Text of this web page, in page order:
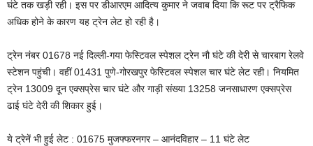
घंटे तक खड़ी रही। इस पर डीआरएम आदित्य कुमार ने जवाब दिया कि रूट पर ट्रैफिक
अधिक होने के कारण यह ट्रेन लेट हो रही है।
ट्रेन नंबर 01678 नई दिल्ली-गया फेस्टिवल स्पेशल ट्रेन नौ घंटे की देरी से चारबाग रेलवे
स्टेशन पहुंची। वहीं 01431 पुणे-गोरखपुर फेस्टिवल स्पेशल चार घंटे लेट रही। नियमित
ट्रेन 13009 दून एक्सप्रेस चार घंटे और गाड़ी संख्या 13258 जनसाधारण एक्सप्रेस
ढाई घंटे देरी की शिकार हुई।
ये ट्रेनें भी हुई लेट : 01675 मुजफ्फरनगर – आनंदविहार – 11 घंटे लेट